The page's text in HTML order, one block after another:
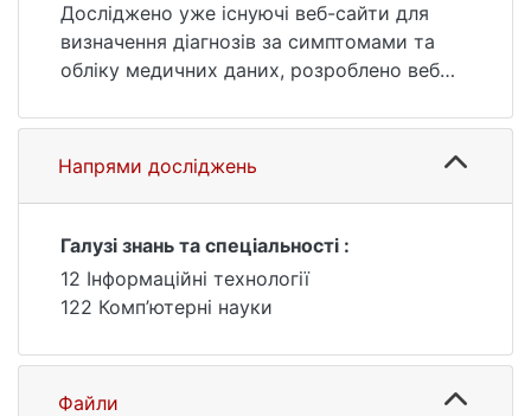
Досліджено уже існуючі веб-сайти для
визначення діагнозів за симптомами та
обліку медичних даних, розроблено веб
симптомами, визначення діагнозу за
допомогою лікаря та обліку пацієнтів і їх
діагнозів.
Напрями досліджень
Галузі знань та спеціальності :
12 Інформаційні технології
122 Комп’ютерні науки
Файли